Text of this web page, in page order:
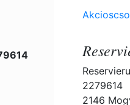
2279614
2146